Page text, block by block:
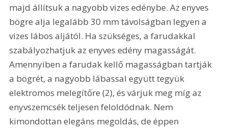
majd állítsuk a nagyobb vizes edénybe. Az enyves
bögre alja legalább 30 mm távolságban legyen a
vizes lábos aljától. Ha szükséges, a farudakkal
szabályozhatjuk az enyves edény magasságát.
Amennyiben a farudak kellő magasságban tartják
a bögrét, a nagyobb lábassal együtt tegyük
elektromos melegítőre (2), és várjuk meg míg az
enyvszemcsék teljesen feloldódnak. Nem
kimondottan elegáns megoldás, de éppen